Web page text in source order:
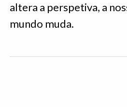
altera a perspetiva, a
mundo muda.